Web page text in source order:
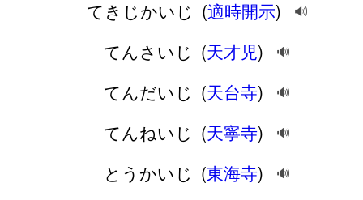
てきじかいじ (適時開示) 🔊
てんさいじ (天才児) 🔊
てんだいじ (天台寺) 🔊
てんねいじ (天寧寺) 🔊
とうかいじ (東海寺) 🔊